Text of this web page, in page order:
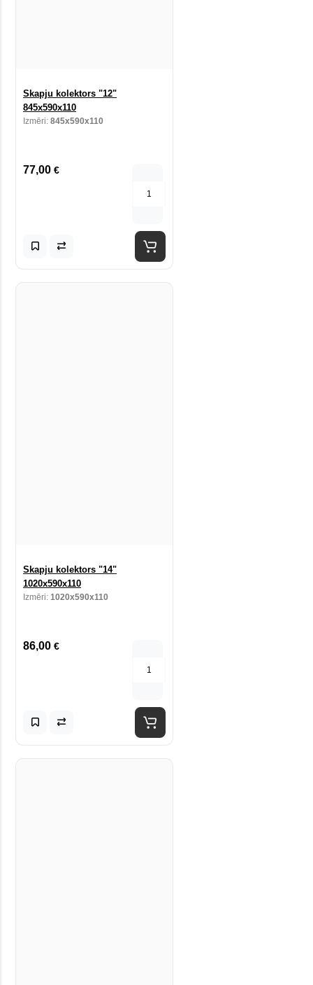
Skapju kolektors "12"
845x590x110
Izmēri: 845x590x110
77,00 €
Skapju kolektors "14"
1020x590x110
Izmēri: 1020x590x110
86,00 €